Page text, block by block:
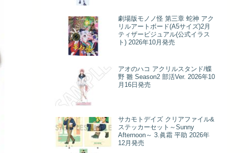
劇場版モノノ怪 第三章 蛇神 アク
リルアートボード(A5サイズ)2月
ティザービジュアル(公式イラス
ト) 2026年10月発売
アオのハコ アクリルスタンド/蝶
野 雛 Season2 部活Ver. 2026年10
月16日発売
サカモトデイズ クリアファイル&
ステッカーセット～Sunny
Afternoon～ 3.眞霜 平助 2026年
12月発売